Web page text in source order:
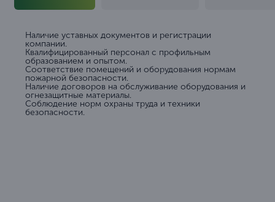
Наличие уставных документов и регистрации
компании.
Квалифицированный персонал с профильным
образованием и опытом.
Соответствие помещений и оборудования нормам
пожарной безопасности.
Наличие договоров на обслуживание оборудования и
огнезащитные материалы.
Соблюдение норм охраны труда и техники
безопасности.